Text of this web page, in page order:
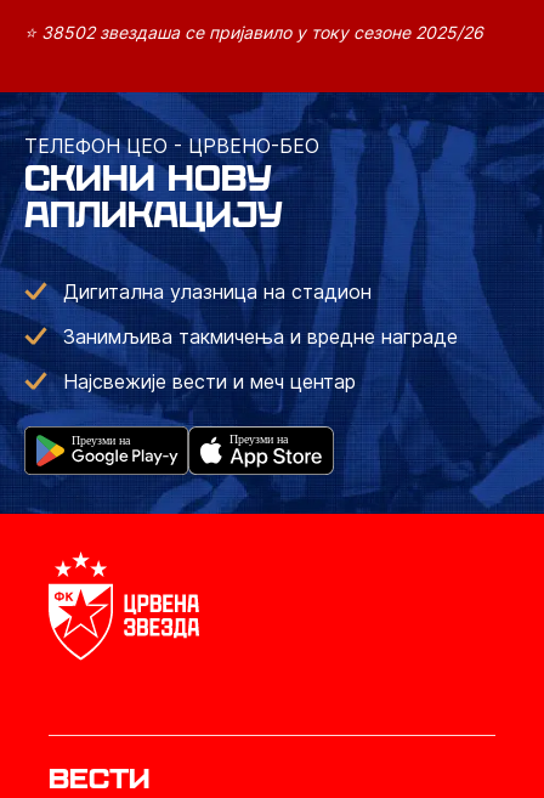
⭐ 38502 звездаша се пријавило у току сезоне 2025/26
ТЕЛЕФОН ЦЕО - ЦРВЕНО-БЕО
СКИНИ НОВУ
АПЛИКАЦИЈУ
Дигитална улазница на стадион
Занимљива такмичења и вредне награде
Најсвежије вести и меч центар
Вести